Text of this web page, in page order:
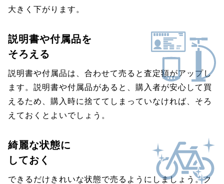
大きく下がります。
説明書や付属品を
そろえる
説明書や付属品は、合わせて売ると査定額がアップし
ます。説明書や付属品があると、購入者が安心して買
えるため、購入時に捨ててしまっていなければ、そろ
えておくとよいでしょう。
綺麗な状態に
しておく
できるだけきれいな状態で売るようにしましょう。ク